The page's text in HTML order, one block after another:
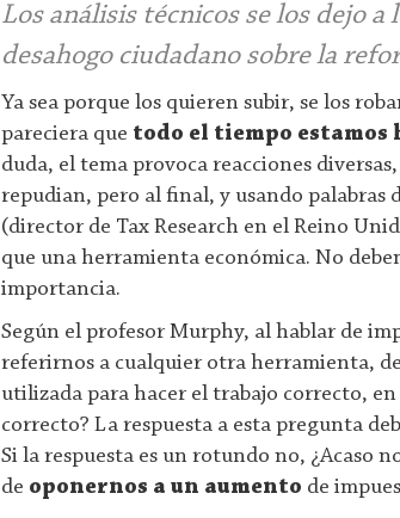
Los análisis técnicos se los dejo a
desahogo ciudadano sobre la
Ya sea porque los quieren subir, se los
pareciera que todo el tiempo estamos
duda, el tema provoca reacciones
repudian, pero al final, y usando palabras
(director de Tax Research en el Reino
que una herramienta económica. No
importancia.
Según el profesor Murphy, al hablar de
referirnos a cualquier otra herramienta,
utilizada para hacer el trabajo correcto,
correcto? La respuesta a esta pregunta
Si la respuesta es un rotundo no, ¿Acaso
de oponernos a un aumento de